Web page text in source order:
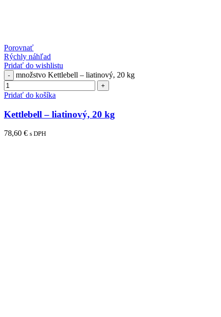
Porovnať
Rýchly náhľad
Pridať do wishlistu
množstvo Kettlebell – liatinový, 20 kg
Pridať do košíka
Kettlebell – liatinový, 20 kg
78,60 € s DPH